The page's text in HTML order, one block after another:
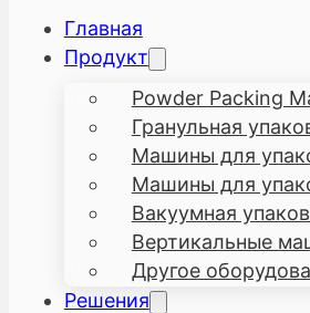
Главная
Продукт
Powder Packing
Гранульная
Машины для
Машины для
Вакуумная
Вертикальные
Другое
Решения